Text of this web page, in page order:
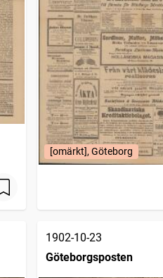
[omärkt], Göteborg
1902-10-23
Göteborgsposten